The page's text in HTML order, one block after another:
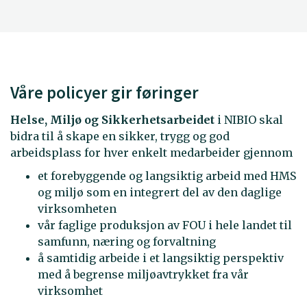
Våre policyer gir føringer
Helse, Miljø og Sikkerhetsarbeidet i NIBIO skal
bidra til å skape en sikker, trygg og god
arbeidsplass for hver enkelt medarbeider gjennom
et forebyggende og langsiktig arbeid med HMS
og miljø som en integrert del av den daglige
virksomheten
vår faglige produksjon av FOU i hele landet til
samfunn, næring og forvaltning
å samtidig arbeide i et langsiktig perspektiv
med å begrense miljøavtrykket fra vår
virksomhet